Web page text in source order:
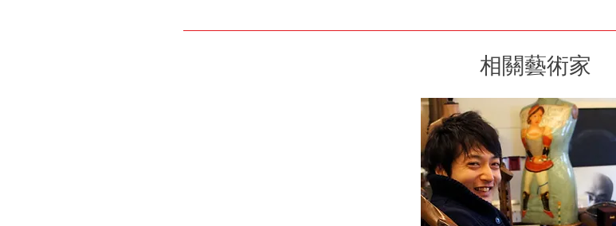
相關藝術家